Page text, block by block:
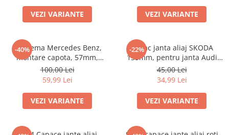
VEZI VARIANTE VEZI VARIANTE
-40%
Emblema Mercedes Benz,
montare capota, 57mm,
A2048170616
100,00 Lei
59,99 Lei
VEZI VARIANTE
-22%
Capac janta aliaj SKODA
135mm, pentru janta Audi
4F0601165N
45,00 Lei
34,99 Lei
VEZI VARIANTE